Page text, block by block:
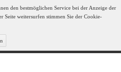
den bestmöglichen Service bei der Anzeige der
Seite weitersurfen stimmen Sie der Cookie-